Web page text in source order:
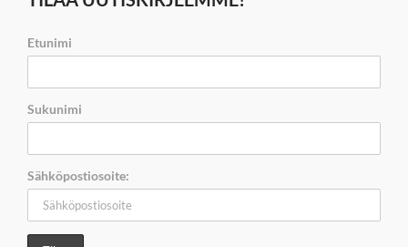
Etunimi
Sukunimi
Sähköpostiosoite: